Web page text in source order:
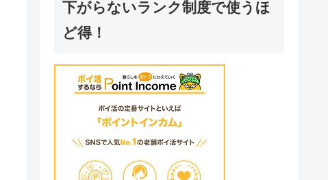
下がらないランク制度で使うほ
ど得！